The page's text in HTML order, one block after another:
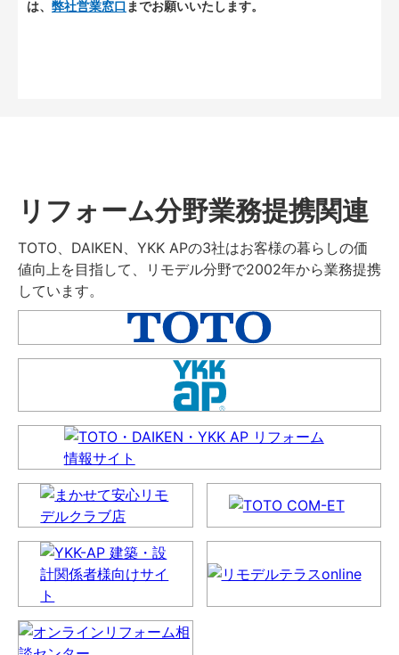
は、 弊社営業窓口 までお願いいたします。
リフォーム分野業務提携関連
TOTO、DAIKEN、YKK APの3社はお客様の暮らしの価
値向上を目指して、リモデル分野で2002年から業務提携
しています。